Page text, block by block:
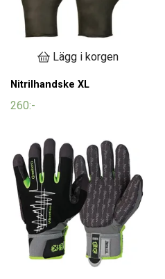
Lägg i korgen
Nitrilhandske XL
260:-